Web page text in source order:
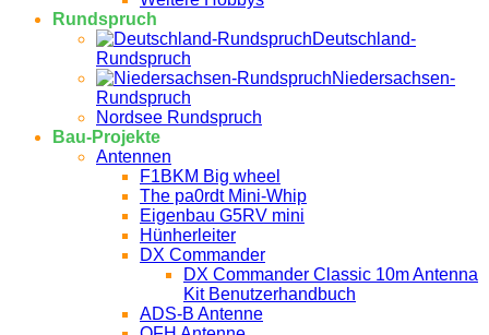
Rundspruch
Deutschland-
Rundspruch
Niedersachsen-
Rundspruch
Nordsee Rundspruch
Bau-Projekte
Antennen
F1BKM Big wheel
The pa0rdt Mini-Whip
Eigenbau G5RV mini
Hünherleiter
DX Commander
DX Commander Classic 10m Antenna
Kit Benutzerhandbuch
ADS-B Antenne